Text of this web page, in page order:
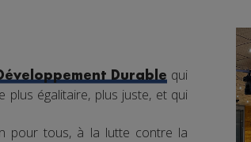
Durablequi
plus égalitaire, plus juste, et qui
pour tous, à la lutte contre la